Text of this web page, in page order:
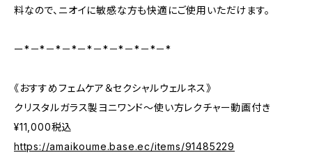
料なので、ニオイに敏感な方も快適にご使用いただけます。
ー*－*－*－*－*－*－*－*－*－*
《おすすめフェムケア＆セクシャルウェルネス》
クリスタルガラス製ヨニワンド〜使い方レクチャー動画付き
¥11,000税込
https://amaikoume.base.ec/items/91485229